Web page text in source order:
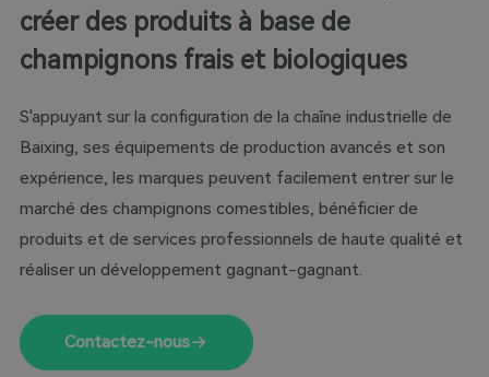
créer des produits à base de
champignons frais et biologiques
S'appuyant sur la configuration de la chaîne industrielle de
Baixing, ses équipements de production avancés et son
expérience, les marques peuvent facilement entrer sur le
marché des champignons comestibles, bénéficier de
produits et de services professionnels de haute qualité et
réaliser un développement gagnant-gagnant.
Contactez-nous